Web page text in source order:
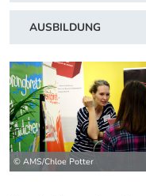
AUSBILDUNG
© AMS/Chloe Potter